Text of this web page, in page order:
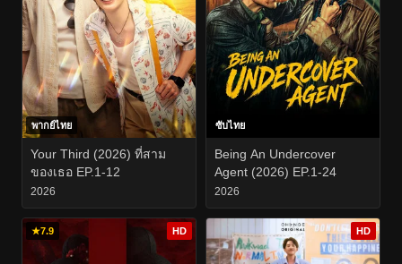
พากย์ไทย
Your Third (2026) ที่สาม
ของเธอ EP.1-12
2026
ซับไทย
Being An Undercover
Agent (2026) EP.1-24
2026
★7.9 HD HD